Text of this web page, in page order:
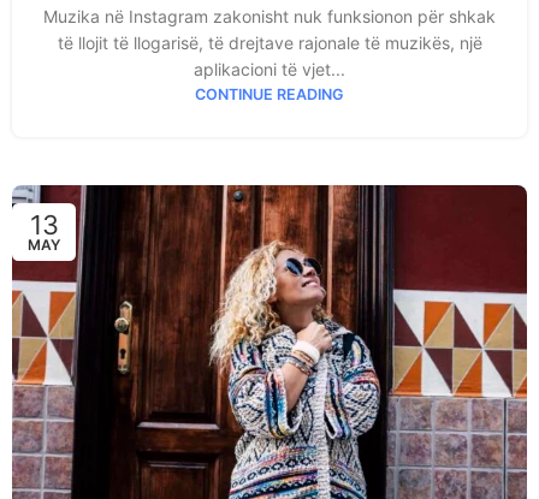
Muzika në Instagram zakonisht nuk funksionon për shkak
të llojit të llogarisë, të drejtave rajonale të muzikës, një
aplikacioni të vjet...
CONTINUE READING
13
MAY